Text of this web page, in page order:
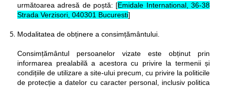
următoarea adresă de poștă: [Emidale International, 36-38
Strada Verzisori, 040301 Bucuresti]
Modalitatea de obținere a consimțământului.
Consimțământul persoanelor vizate este obținut prin
informarea prealabilă a acestora cu privire la termenii și
condițiile de utilizare a site-ului precum, cu privire la politicile
de protecție a datelor cu caracter personal, inclusiv politica